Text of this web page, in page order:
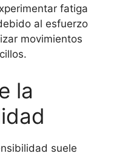
fatiga
al esfuerzo
movimientos
la
suele